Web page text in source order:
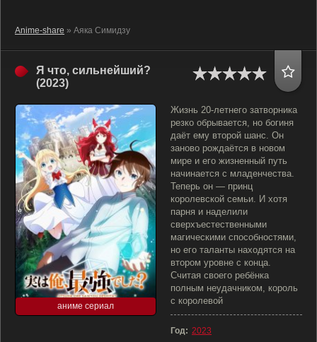
Anime-share » Аяка Симидзу
Я что, сильнейший?
(2023)
аниме сериал
Жизнь 20-летнего затворника
резко обрывается, но богиня
даёт ему второй шанс. Он
заново рождаётся в новом
мире и его жизненный путь
начинается с младенчества.
Теперь он — принц
королевской семьи. И хотя
парня и наделили
сверхъестественными
магическими способностями,
но его таланты находятся на
втором уровне с конца.
Считая своего ребёнка
полным неудачником, король
с королевой
Год: 2023